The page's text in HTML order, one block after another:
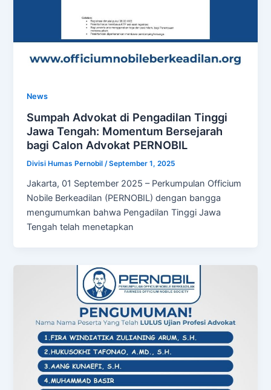
News
Sumpah Advokat di Pengadilan Tinggi
Jawa Tengah: Momentum Bersejarah
bagi Calon Advokat PERNOBIL
Divisi Humas Pernobil/September 1, 2025
Jakarta, 01 September 2025 – Perkumpulan Officium
Nobile Berkeadilan (PERNOBIL) dengan bangga
mengumumkan bahwa Pengadilan Tinggi Jawa
Tengah telah menetapkan